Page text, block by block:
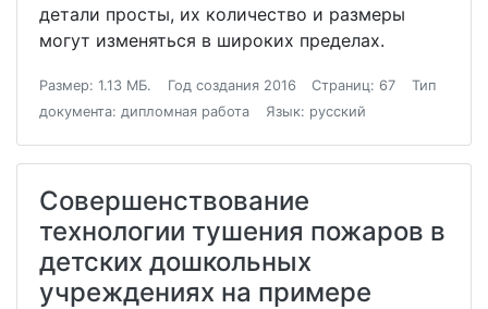
детали просты, их количество и размеры
могут изменяться в широких пределах.
Размер: 1.13 МБ. Год создания 2016 Страниц: 67
Тип
документа: дипломная работа
Язык: русский
Совершенствование
технологии тушения пожаров в
детских дошкольных
учреждениях на примере